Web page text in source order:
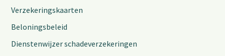
Verzekeringskaarten
Beloningsbeleid
Dienstenwijzer schadeverzekeringen